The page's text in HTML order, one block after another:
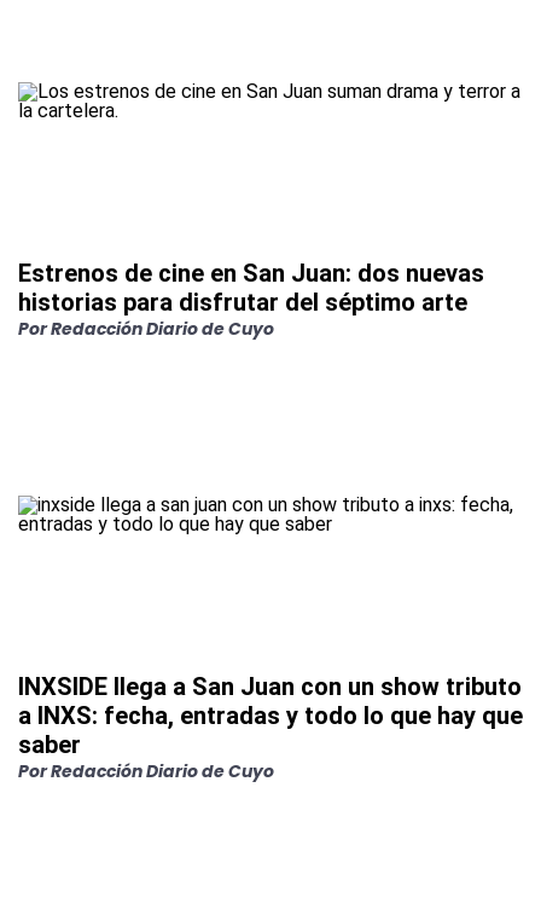
Estrenos de cine en San Juan: dos nuevas
historias para disfrutar del séptimo arte
PorRedacción Diario de Cuyo
INXSIDE llega a San Juan con un show tributo
a INXS: fecha, entradas y todo lo que hay que
saber
PorRedacción Diario de Cuyo